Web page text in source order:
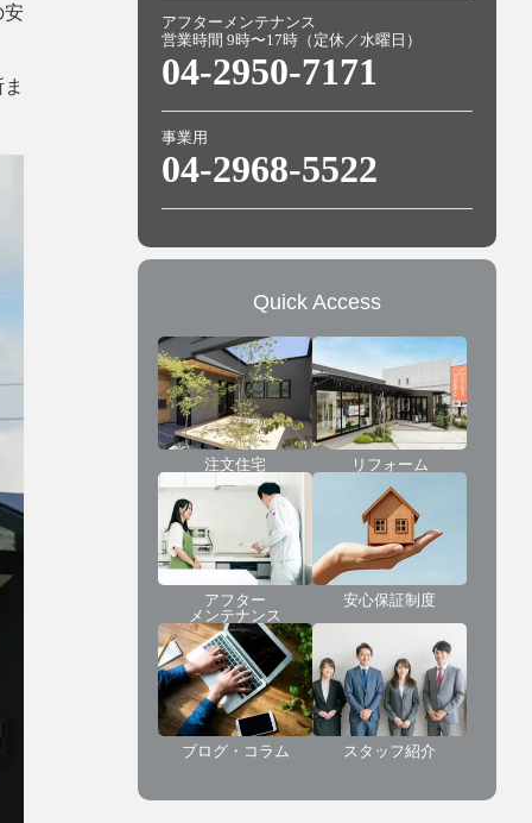
安
アフターメンテナンス
営業時間 9時〜17時（定休／水曜日）
04-2950-7171
事業用
04-2968-5522
Quick Access
注文住宅 リフォーム
アフター
メンテナンス
安心保証制度
ブログ・コラム スタッフ紹介